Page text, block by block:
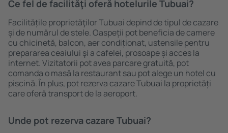
Ce fel de facilităţi oferă hotelurile Tubuai?
Facilitățile proprietăţilor Tubuai depind de tipul de cazare
și de numărul de stele. Oaspeții pot beneficia de camere
cu chicinetă, balcon, aer condiționat, ustensile pentru
prepararea ceaiului şi a cafelei, prosoape și acces la
internet. Vizitatorii pot avea parcare gratuită, pot
comanda o masă la restaurant sau pot alege un hotel cu
piscină. În plus, pot rezerva cazare Tubuai la proprietăți
care oferă transport de la aeroport.
Unde pot rezerva cazare Tubuai?